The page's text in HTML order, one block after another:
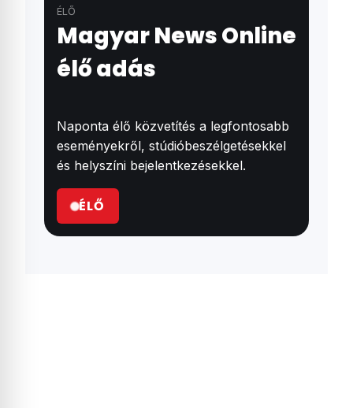
ÉLŐ
Magyar News Online
élő adás
Naponta élő közvetítés a legfontosabb
eseményekről, stúdióbeszélgetésekkel
és helyszíni bejelentkezésekkel.
ÉLŐ